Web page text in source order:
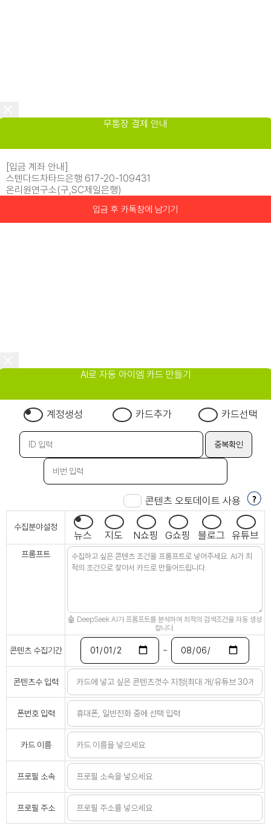
무통장 결제 안내
[입금 계좌 안내]
스텐다드차타드은행 617-20-109431
온리원연구소(구,SC제일은행)
입금 후 카톡창에 남기기
AI로 자동 아이엠 카드 만들기
계정생성 카드추가 카드선택
콘텐츠 오토데이트 사용
수집분야설정
뉴스 지도 N쇼핑 G쇼핑 블로그 유튜브
프롬프트
🤖 DeepSeek AI가 프롬프트를 분석하여 최적의 검색조건을 자동 생성
합니다.
콘텐츠 수집기간 ~
콘텐츠수 입력
폰번호 입력
카드 이름
프로필 소속
프로필 주소